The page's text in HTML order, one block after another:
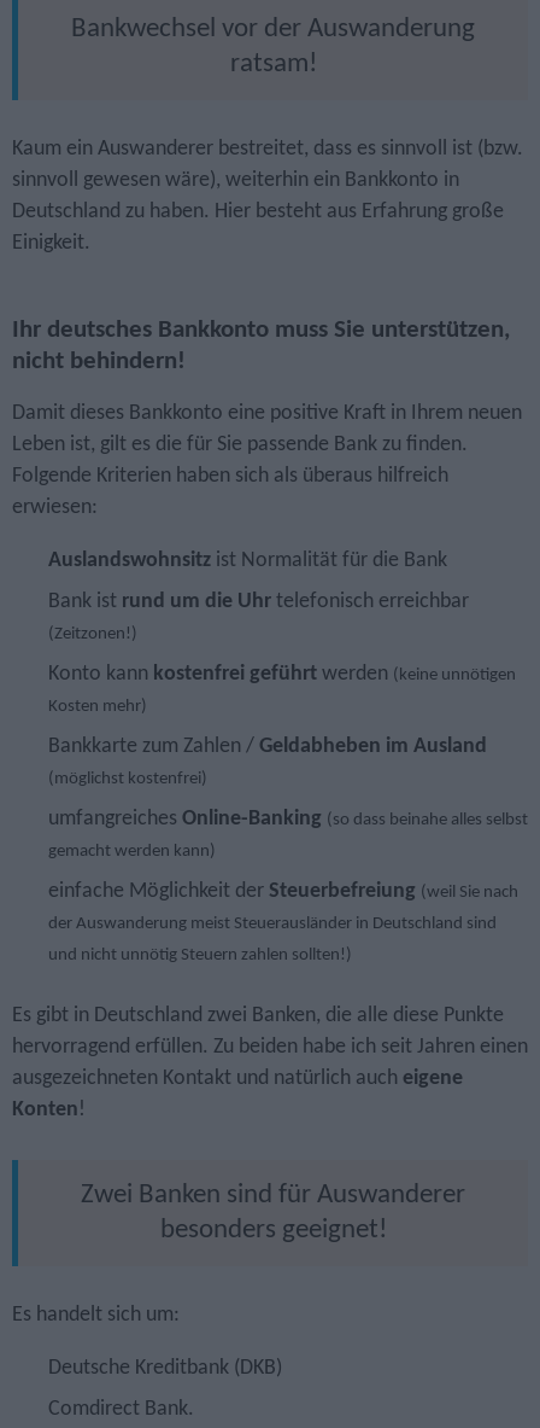
Bankwechsel vor der Auswanderung
ratsam!
Kaum ein Auswanderer bestreitet, dass es sinnvoll ist (bzw.
sinnvoll gewesen wäre), weiterhin ein Bankkonto in
Deutschland zu haben. Hier besteht aus Erfahrung große
Einigkeit.
Ihr deutsches Bankkonto muss Sie unterstützen,
nicht behindern!
Damit dieses Bankkonto eine positive Kraft in Ihrem neuen
Leben ist, gilt es die für Sie passende Bank zu finden.
Folgende Kriterien haben sich als überaus hilfreich
erwiesen:
Auslandswohnsitz ist Normalität für die Bank
Bank ist rund um die Uhr telefonisch erreichbar
(Zeitzonen!)
Konto kann kostenfrei geführt werden (keine unnötigen
Kosten mehr)
Bankkarte zum Zahlen / Geldabheben im Ausland
(möglichst kostenfrei)
umfangreiches Online-Banking (so dass beinahe alles selbst
gemacht werden kann)
einfache Möglichkeit der Steuerbefreiung (weil Sie nach
der Auswanderung meist Steuerausländer in Deutschland sind
und nicht unnötig Steuern zahlen sollten!)
Es gibt in Deutschland zwei Banken, die alle diese Punkte
hervorragend erfüllen. Zu beiden habe ich seit Jahren einen
ausgezeichneten Kontakt und natürlich auch eigene
Konten!
Zwei Banken sind für Auswanderer
besonders geeignet!
Es handelt sich um:
Deutsche Kreditbank (DKB)
Comdirect Bank.